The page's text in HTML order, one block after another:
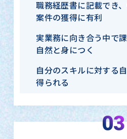
職務経歴書に記載でき
案件の獲得に有利
実業務に向き合う中で
自然と身につく
自分のスキルに対する
得られる
03